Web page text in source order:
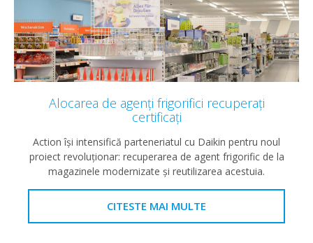
Alocarea de agenți frigorifici recuperați
certificați
Action își intensifică parteneriatul cu Daikin pentru noul
proiect revoluționar: recuperarea de agent frigorific de la
magazinele modernizate și reutilizarea acestuia.
CITESTE MAI MULTE